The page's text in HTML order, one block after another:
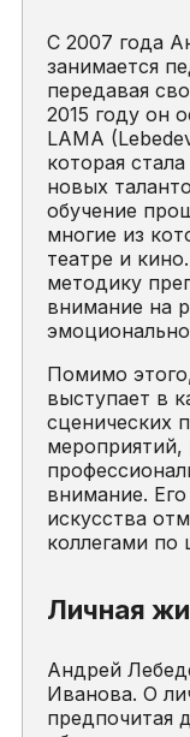
С 2007 года
занимается
передавая
2015 году он
LAMA
которая
новых
обучение
многие из
театре и
методику
внимание на
Помимо
выступает в
сценических
мероприятий,
внимание.
искусства
коллегами по
Личная
Андрей
Иванова. О
предпочитая